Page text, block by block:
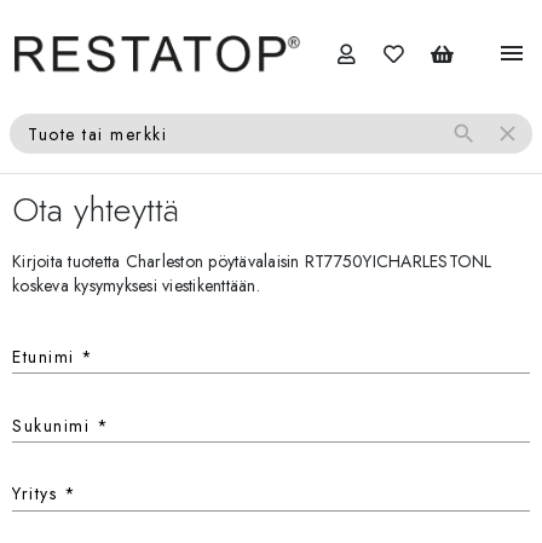
menu
Tuote tai merkki search close
Ota yhteyttä
Kirjoita tuotetta Charleston pöytävalaisin RT7750YICHARLESTONL
koskeva kysymyksesi viestikenttään.
Etunimi *
Sukunimi *
Yritys *